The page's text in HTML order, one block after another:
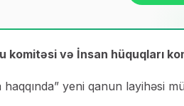
və İnsan hüquqları
yeni qanun layihəsi